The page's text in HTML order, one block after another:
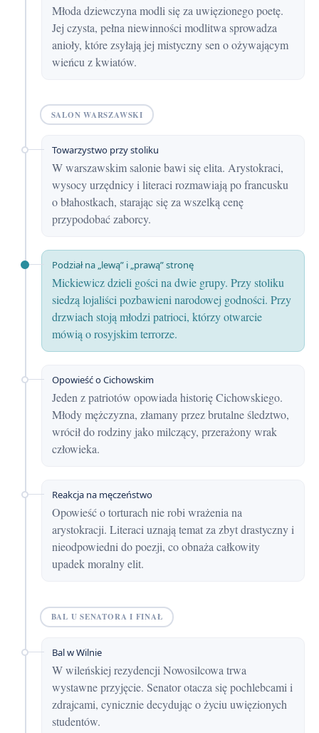
Młoda dziewczyna modli się za uwięzionego poetę.
Jej czysta, pełna niewinności modlitwa sprowadza
anioły, które zsyłają jej mistyczny sen o ożywającym
wieńcu z kwiatów.
SALON WARSZAWSKI
Towarzystwo przy stoliku
W warszawskim salonie bawi się elita. Arystokraci,
wysocy urzędnicy i literaci rozmawiają po francusku
o błahostkach, starając się za wszelką cenę
przypodobać zaborcy.
Podział na „lewą” i „prawą” stronę
Mickiewicz dzieli gości na dwie grupy. Przy stoliku
siedzą lojaliści pozbawieni narodowej godności. Przy
drzwiach stoją młodzi patrioci, którzy otwarcie
mówią o rosyjskim terrorze.
Opowieść o Cichowskim
Jeden z patriotów opowiada historię Cichowskiego.
Młody mężczyzna, złamany przez brutalne śledztwo,
wrócił do rodziny jako milczący, przerażony wrak
człowieka.
Reakcja na męczeństwo
Opowieść o torturach nie robi wrażenia na
arystokracji. Literaci uznają temat za zbyt drastyczny i
nieodpowiedni do poezji, co obnaża całkowity
upadek moralny elit.
BAL U SENATORA I FINAŁ
Bal w Wilnie
W wileńskiej rezydencji Nowosilcowa trwa
wystawne przyjęcie. Senator otacza się pochlebcami i
zdrajcami, cynicznie decydując o życiu uwięzionych
studentów.